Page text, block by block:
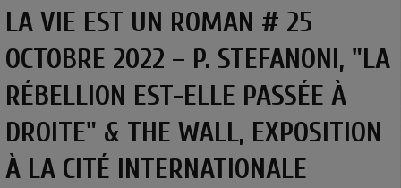
LA VIE EST UN ROMAN # 25
OCTOBRE 2022 – P. STEFANONI, "LA
RÉBELLION EST-ELLE PASSÉE À
DROITE" & THE WALL, EXPOSITION
À LA CITÉ INTERNATIONALE